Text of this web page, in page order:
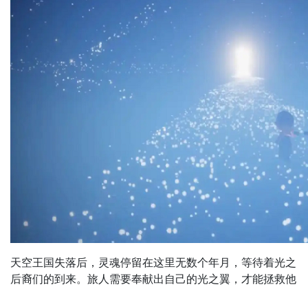
天空王国失落后，灵魂停留在这里无数个年月，等待着光之
后裔们的到来。旅人需要奉献出自己的光之翼，才能拯救他